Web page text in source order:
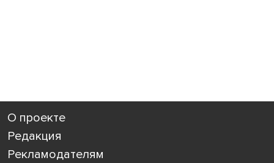
О проекте
Редакция
Рекламодателям